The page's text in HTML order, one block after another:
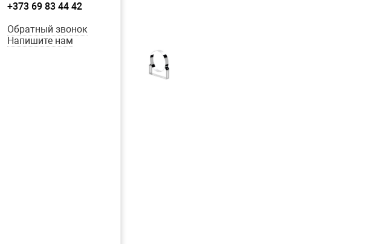
+373 69 83 44 42
Обратный звонок
Напишите нам